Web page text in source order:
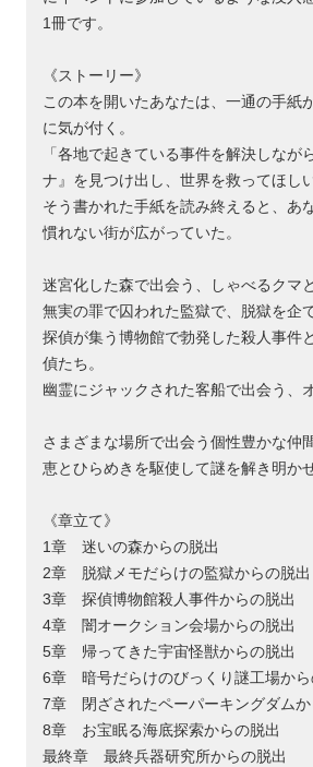
1冊です。
《ストーリー》
この本を開いたあなたは、一通の手紙
に気が付く。
「各地で起きている事件を解決しなが
ナ』を見つけ出し、世界を救ってほしい
そう書かれた手紙を読み終えると、あ
慣れない街が広がっていた。
迷宮化した森で出会う、しゃべるクマ
無実の罪で囚われた監獄で、脱獄を企
探偵が集う博物館で勃発した殺人事件
偵たち。
幽霊にジャックされた客船で出会う、
さまざまな場所で出会う個性豊かな仲
恵とひらめきを駆使して謎を解き明か
《章立て》
1章 迷いの森からの脱出
2章 脱獄メモだらけの監獄からの脱出
3章 探偵博物館殺人事件からの脱出
4章 闇オークション会場からの脱出
5章 帰ってきた宇宙怪獣からの脱出
6章 暗号だらけのびっくり謎工場から
7章 閉ざされたペーパーキングダムか
8章 お宝眠る海底探索からの脱出
最終章 最終兵器研究所からの脱出